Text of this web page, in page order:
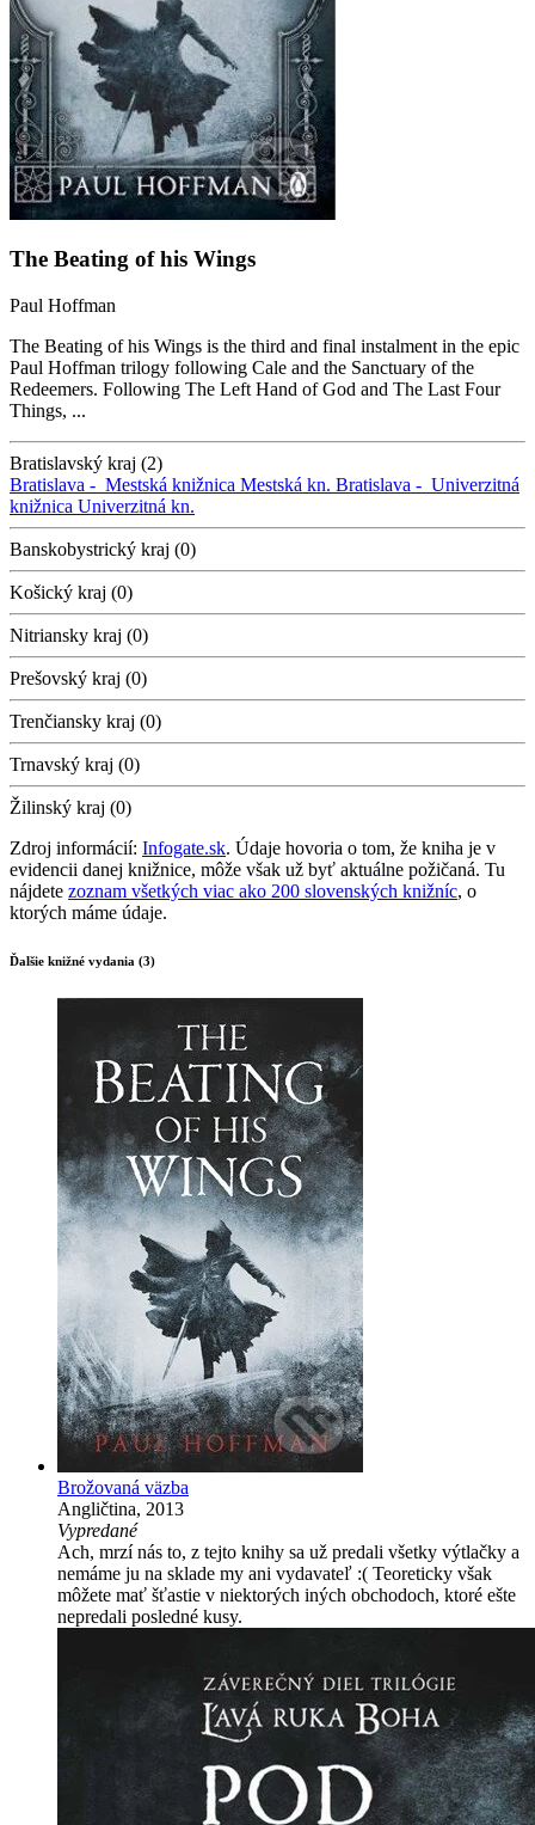
The Beating of his Wings
Paul Hoffman
The Beating of his Wings is the third and final instalment in the epic
Paul Hoffman trilogy following Cale and the Sanctuary of the
Redeemers. Following The Left Hand of God and The Last Four
Things, ...
Bratislavský kraj (2)
Bratislava - Mestská knižnica Mestská kn. Bratislava - Univerzitná
knižnica Univerzitná kn.
Banskobystrický kraj (0)
Košický kraj (0)
Nitriansky kraj (0)
Prešovský kraj (0)
Trenčiansky kraj (0)
Trnavský kraj (0)
Žilinský kraj (0)
Zdroj informácií: Infogate.sk. Údaje hovoria o tom, že kniha je v
evidencii danej knižnice, môže však už byť aktuálne požičaná. Tu
nájdete zoznam všetkých viac ako 200 slovenských knižníc, o
ktorých máme údaje.
Ďalšie knižné vydania (3)
Brožovaná väzba
Angličtina, 2013
Vypredané
Ach, mrzí nás to, z tejto knihy sa už predali všetky výtlačky a
nemáme ju na sklade my ani vydavateľ :( Teoreticky však
môžete mať šťastie v niektorých iných obchodoch, ktoré ešte
nepredali posledné kusy.